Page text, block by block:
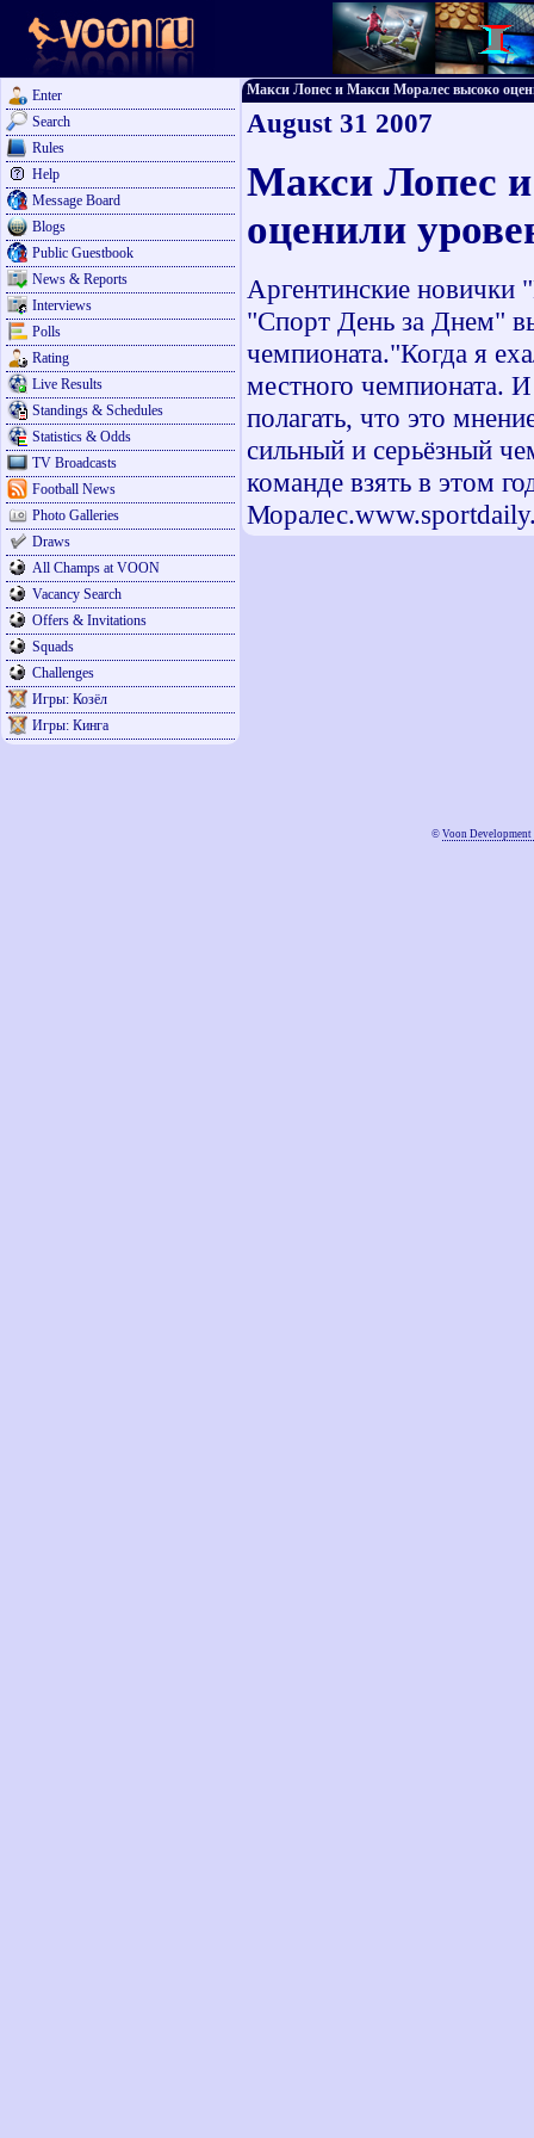
Enter
Search
Rules
Help
Message Board
Blogs
Public Guestbook
News & Reports
Interviews
Polls
Rating
Live Results
Standings & Schedules
Statistics & Odds
TV Broadcasts
Football News
Photo Galleries
Draws
All Champs at VOON
Vacancy Search
Offers & Invitations
Squads
Challenges
Игры: Козёл
Игры: Кинга
Макси Лопес и Макси Моралес высоко
August 31 2007
Макси Лопес
оценили
Аргентинские
"Спорт День за Днем"
чемпионата."Когда я
местного чемпионата.
полагать, что это
сильный и серьёзный
команде взять в этом
© Voon Development